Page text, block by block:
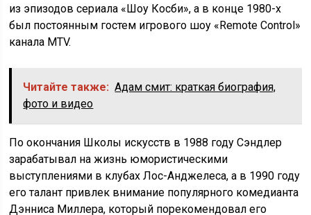
из эпизодов сериала «Шоу Косби», а в конце 1980-х
был постоянным гостем игрового шоу «Remote Control»
канала MTV.
Читайте также: Адам смит: краткая биография,
фото и видео
По окончания Школы искусств в 1988 году Сэндлер
зарабатывал на жизнь юмористическими
выступлениями в клубах Лос-Анджелеса, а в 1990 году
его талант привлек внимание популярного комедианта
Дэнниса Миллера, который порекомендовал его